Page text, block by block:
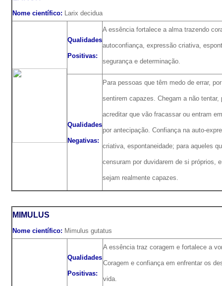
Nome científico: Larix decidua
Qualidades
Positivas:
A essência fortalece a alma trazendo
autoconfiança, expressão criativa,
segurança e determinação.
Qualidades
Negativas:
Para pessoas que têm medo de errar,
sentirem capazes. Chegam a não tentar,
acreditar que vão fracassar ou entram
por antecipação. Confiança na auto-
criativa, espontaneidade; para aqueles
censuram por duvidarem de si próprios,
sejam realmente capazes.
MIMULUS
Nome científico: Mimulus gutatus
Qualidades
Positivas:
A essência traz coragem e fortalece a
Coragem e confiança em enfrentar os
vida.